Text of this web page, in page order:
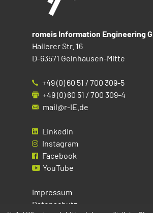
romeis Information Engineering
Hailerer Str. 16
D-63571 Gelnhausen-Mitte
+49 (0) 60 51 / 700 309-5
+49 (0) 60 51 / 700 309-4
mail@r-IE.de
LinkedIn
Instagram
Facebook
YouTube
Impressum
Datenschutz